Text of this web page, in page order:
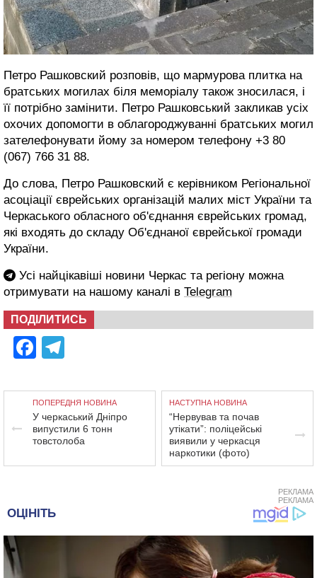
Петро Рашковский розповів, що мармурова плитка на
братських могилах біля меморіалу також зносилася, і
її потрібно замінити. Петро Рашковський закликав усіх
охочих допомогти в облагороджуванні братських могил
зателефонувати йому за номером телефону +3 80
(067) 766 31 88.
До слова, Петро Рашковский є керівником Регіональної
асоціації єврейських організацій малих міст України та
Черкаського обласного об'єднання єврейських громад,
які входять до складу Об'єднаної єврейської громади
України.
Усі найцікавіші новини Черкас та регіону можна
отримувати на нашому каналі в Telegram
ПОДІЛИТИСЬ
Facebook
ПОПЕРЕДНЯ НОВИНА
У черкаський Дніпро
випустили 6 тонн
товстолоба
НАСТУПНА НОВИНА
“Нервував та почав
утікати”: поліцейські
виявили у черкасця
наркотики (фото)
РЕКЛАМА
РЕКЛАМА